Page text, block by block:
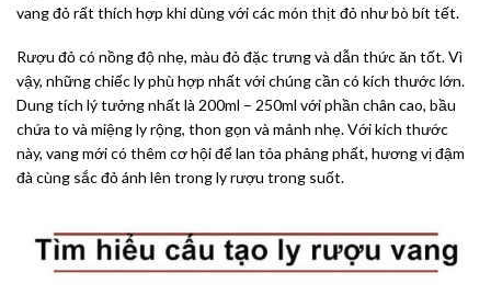
vang đỏ rất thích hợp khi dùng với các món thịt đỏ như bò bít tết.
Rượu đỏ có nồng độ nhẹ, màu đỏ đặc trưng và dẫn thức ăn tốt. Vì
vậy, những chiếc ly phù hợp nhất với chúng cần có kích thước lớn.
Dung tích lý tưởng nhất là 200ml – 250ml với phần chân cao, bầu
chứa to và miệng ly rộng, thon gọn và mảnh nhẹ. Với kích thước
này, vang mới có thêm cơ hội để lan tỏa phảng phất, hương vị đậm
đà cùng sắc đỏ ánh lên trong ly rượu trong suốt.